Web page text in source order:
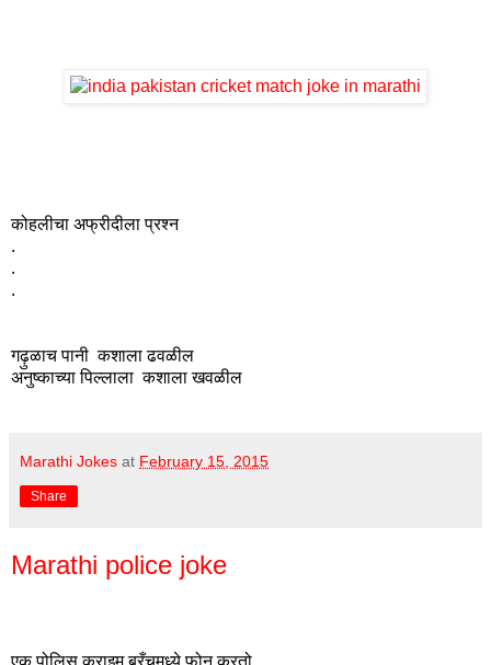
कोहलीचा अफ्रीदीला प्रश्न
.
.
.
गढ़ुळाच पानी कशाला ढवळील
अनुष्काच्या पिल्लाला कशाला खवळील
Marathi Jokes at February 15, 2015
Share
Marathi police joke
एक पोलिस क्राइम ब्रँचमध्ये फोन करतो